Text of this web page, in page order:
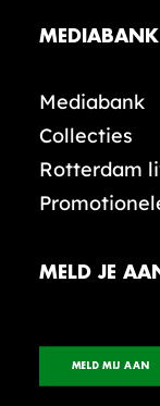
MEDIABANK
Mediabank
Collecties
Rotterdam
MELD JE
MELD MIJ AAN